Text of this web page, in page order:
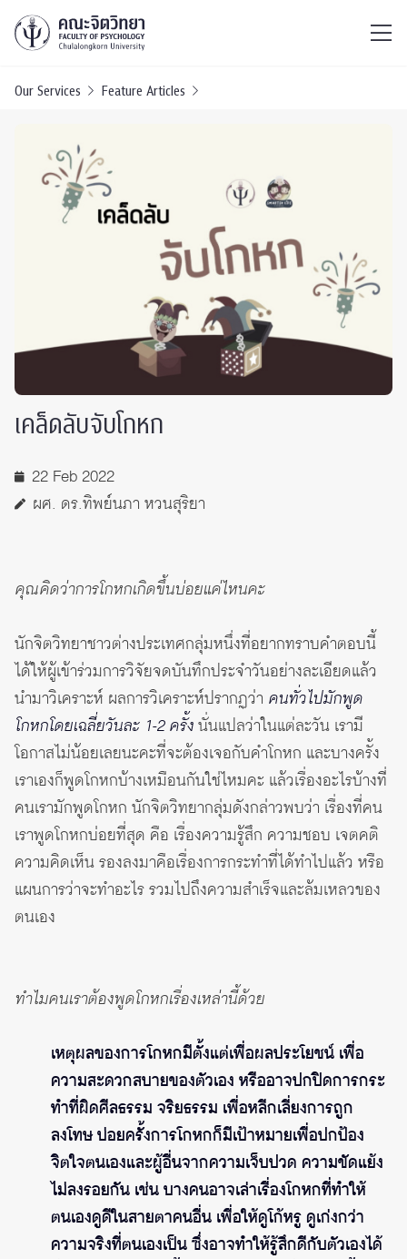
Our Services Feature Articles
เคล็ดลับจับโกหก
22 Feb 2022
ผศ. ดร.ทิพย์นภา หวนสุริยา
คุณคิดว่าการโกหกเกิดขึ้นบ่อยแค่ไหนคะ
นักจิตวิทยาชาวต่างประเทศกลุ่มหนึ่งที่อยากทราบคำตอบนี้
ได้ให้ผู้เข้าร่วมการวิจัยจดบันทึกประจำวันอย่างละเอียดแล้ว
นำมาวิเคราะห์ ผลการวิเคราะห์ปรากฏว่า คนทั่วไปมักพูด
โกหกโดยเฉลี่ยวันละ 1-2 ครั้งนั่นแปลว่าในแต่ละวัน เรามี
โอกาสไม่น้อยเลยนะคะที่จะต้องเจอกับคำโกหก และบางครั้ง
เราเองก็พูดโกหกบ้างเหมือนกันใช่ไหมคะ แล้วเรื่องอะไรบ้างที่
คนเรามักพูดโกหก นักจิตวิทยากลุ่มดังกล่าวพบว่า เรื่องที่คน
เราพูดโกหกบ่อยที่สุด คือ เรื่องความรู้สึก ความชอบ เจตคติ
ความคิดเห็น รองลงมาคือเรื่องการกระทำที่ได้ทำไปแล้ว หรือ
แผนการว่าจะทำอะไร รวมไปถึงความสำเร็จและล้มเหลวของ
ตนเอง
ทำไมคนเราต้องพูดโกหกเรื่องเหล่านี้ด้วย
เหตุผลของการโกหกมีตั้งแต่เพื่อผลประโยชน์ เพื่อ
ความสะดวกสบายของตัวเอง หรืออาจปกปิดการกระ
ทำที่ผิดศีลธรรม จริยธรรม เพื่อหลีกเลี่ยงการถูก
ลงโทษ บ่อยครั้งการโกหกก็มีเป้าหมายเพื่อปกป้อง
จิตใจตนเองและผู้อื่นจากความเจ็บปวด ความขัดแย้ง
ไม่ลงรอยกัน เช่น บางคนอาจเล่าเรื่องโกหกที่ทำให้
ตนเองดูดีในสายตาคนอื่น เพื่อให้ดูโก้หรู ดูเก่งกว่า
ความจริงที่ตนเองเป็น ซึ่งอาจทำให้รู้สึกดีกับตัวเองได้